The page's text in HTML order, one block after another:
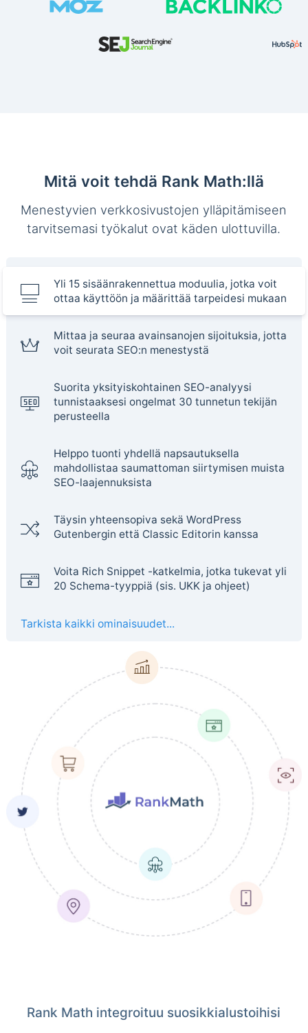
Mitä voit tehdä Rank Math:llä
Menestyvien verkkosivustojen ylläpitämiseen
tarvitsemasi työkalut ovat käden ulottuvilla.
Yli 15 sisäänrakennettua moduulia, jotka voit
ottaa käyttöön ja määrittää tarpeidesi mukaan
Mittaa ja seuraa avainsanojen sijoituksia, jotta
voit seurata SEO:n menestystä
Suorita yksityiskohtainen SEO-analyysi
tunnistaaksesi ongelmat 30 tunnetun tekijän
perusteella
Helppo tuonti yhdellä napsautuksella
mahdollistaa saumattoman siirtymisen muista
SEO-laajennuksista
Täysin yhteensopiva sekä WordPress
Gutenbergin että Classic Editorin kanssa
Voita Rich Snippet -katkelmia, jotka tukevat yli
20 Schema-tyyppiä (sis. UKK ja ohjeet)
Tarkista kaikki ominaisuudet...
Rank Math integroituu suosikkialustoihisi